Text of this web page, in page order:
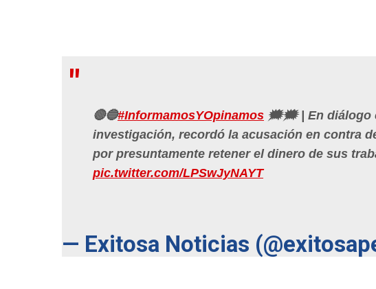
🔴🔵#InformamosYOpinamos 🗯🗯 | En diálogo
investigación, recordó la acusación en contra
por presuntamente retener el dinero de sus
pic.twitter.com/LPSwJyNAYT
— Exitosa Noticias